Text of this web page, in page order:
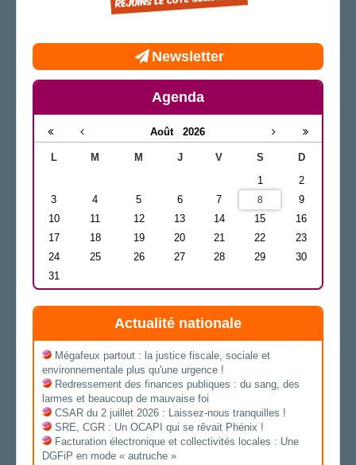
Newsletter
Agenda
Août 2026
L M M J V S
D
1
2
3
4 5 6 7 8
9
10
11 12 13 14 15
16
17
18 19 20 21 22
23
24
25 26 27 28 29
30
31
Actualité nationale
Mégafeux partout : la justice fiscale, sociale et
environnementale plus qu'une urgence !
Redressement des finances publiques : du sang, des
larmes et beaucoup de mauvaise foi
CSAR du 2 juillet 2026 : Laissez-nous tranquilles !
SRE, CGR : Un OCAPI qui se rêvait Phénix !
Facturation électronique et collectivités locales : Une
DGFiP en mode « autruche »